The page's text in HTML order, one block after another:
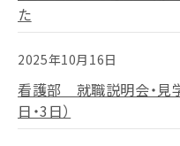
た
2025年10月16日
看護部 就職説明会・見
日・3日）